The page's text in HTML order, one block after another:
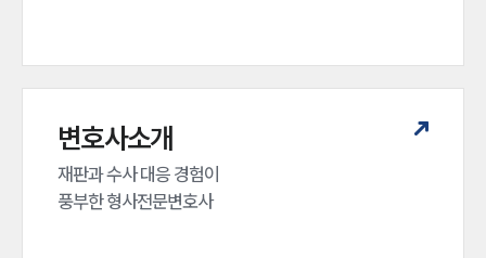
변호사소개
재판과 수사 대응 경험이
풍부한 형사전문변호사